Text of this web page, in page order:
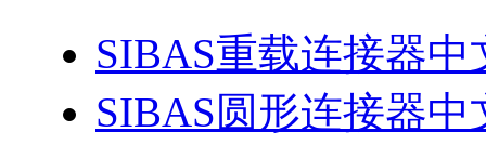
SIBAS重载连接器中
SIBAS圆形连接器中